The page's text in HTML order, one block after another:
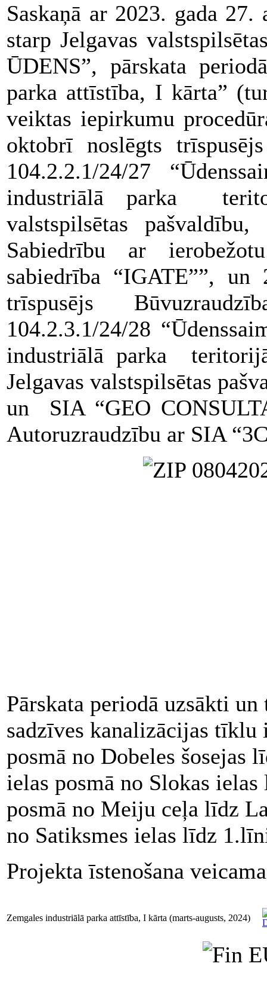
Saskaņā ar 2023. gada
starp Jelgavas
ŪDENS”, pārskata
parka attīstība, I kārta”
veiktas iepirkumu
oktobrī noslēgts
104.2.2.1/24/27
industriālā parka
valstspilsētas
Sabiedrību ar
sabiedrība “IGATE””,
trīspusējs
104.2.3.1/24/28
industriālā parka
Jelgavas valstspilsētas
un SIA “GEO
Autoruzraudzību ar SIA
Pārskata periodā uzsākti un
sadzīves kanalizācijas tīklu
posmā no Dobeles šosejas
ielas posmā no Slokas
posmā no Meiju ceļa līdz
no Satiksmes ielas līdz
Projekta īstenošana
Zemgales industriālā parka attīstība, I kārta (marts-augusts, 2024)